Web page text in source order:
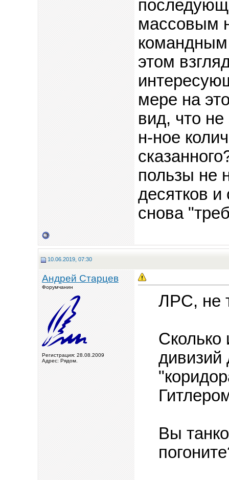
массовым
этом
мере на
вид, что
н-ное
пользы не
десятков и
снова
10.06.2019, 07:30
Андрей Старцев
Форумчанин
Регистрация: 28.08.2009
Адрес: Рядом.
ЛРС, не
Сколько
Вы